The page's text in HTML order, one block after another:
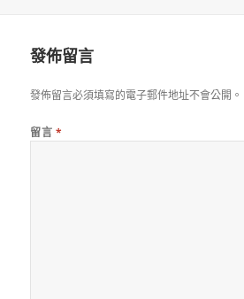
發佈留言
發佈留言必須填寫的電子郵件地址不會公開。
留言 *